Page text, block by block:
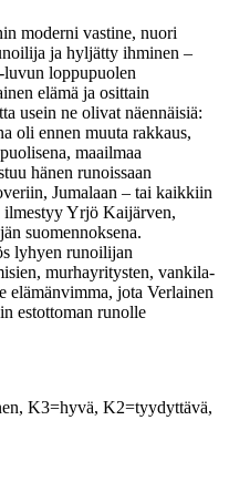
moderni vastine, nuori
ja hyljätty ihminen –
luvun loppupuolen
elämä ja osittain
usein ne olivat näennäisiä:
oli ennen muuta rakkaus,
maailmaa
hänen runoissaan
Jumalaan – tai kaikkiin
ilmestyy Yrjö Kaijärven,
suomennoksena.
lyhyen runoilijan
murhayritysten, vankila-
elämänvimma, jota Verlainen
estottoman runolle
K3=hyvä, K2=tyydyttävä,